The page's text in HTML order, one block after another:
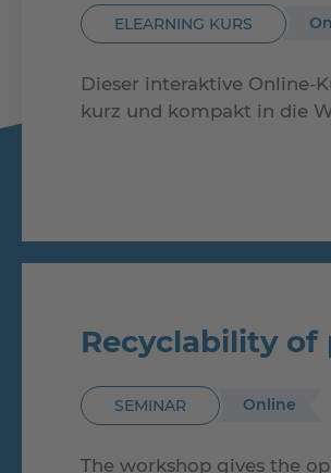
ELEARNING KURS
Dieser interaktive Online-
kurz und kompakt in die
Recyclability of
SEMINAR Online
The workshop gives the